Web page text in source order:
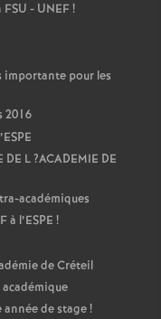
FSU - UNEF!
importante pour les
2016
ESPE
DE L?ACADEMIE DE
académiques
à l’ESPE !
de Créteil
année de stage!